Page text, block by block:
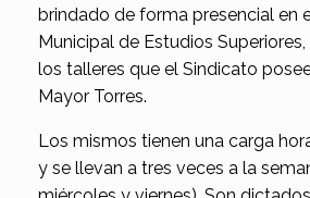
brindado de forma presencial en
Municipal de Estudios
los talleres que el Sindicato
Mayor Torres.
Los mismos tienen una carga
y se llevan a tres veces a la